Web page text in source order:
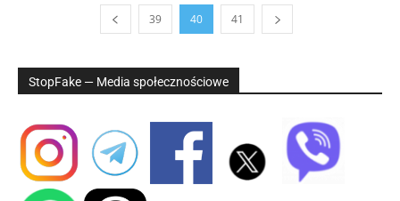
39 40 41
StopFake — Media społecznościowe